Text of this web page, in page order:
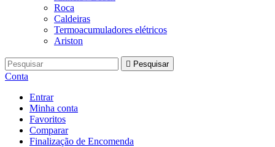
Roca
Caldeiras
Termoacumuladores elétricos
Ariston
 Pesquisar
Conta
Entrar
Minha conta
Favoritos
Comparar
Finalização de Encomenda